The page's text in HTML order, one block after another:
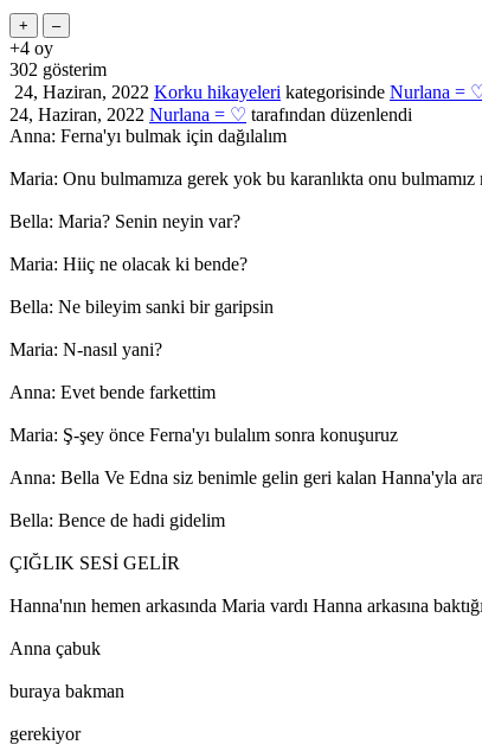
+4 oy
302 gösterim
24, Haziran, 2022 Korku hikayeleri kategorisinde Nurlana =
24, Haziran, 2022 Nurlana = ♡ tarafından düzenlendi
Anna: Ferna'yı bulmak için dağılalım
Maria: Onu bulmamıza gerek yok bu karanlıkta onu
Bella: Maria? Senin neyin var?
Maria: Hiiç ne olacak ki bende?
Bella: Ne bileyim sanki bir garipsin
Maria: N-nasıl yani?
Anna: Evet bende farkettim
Maria: Ş-şey önce Ferna'yı bulalım sonra konuşuruz
Anna: Bella Ve Edna siz benimle gelin geri kalan Hanna'yla
Bella: Bence de hadi gidelim
ÇIĞLIK SESİ GELİR
Hanna'nın hemen arkasında Maria vardı Hanna arkasına
Anna çabuk
buraya bakman
gerekiyor